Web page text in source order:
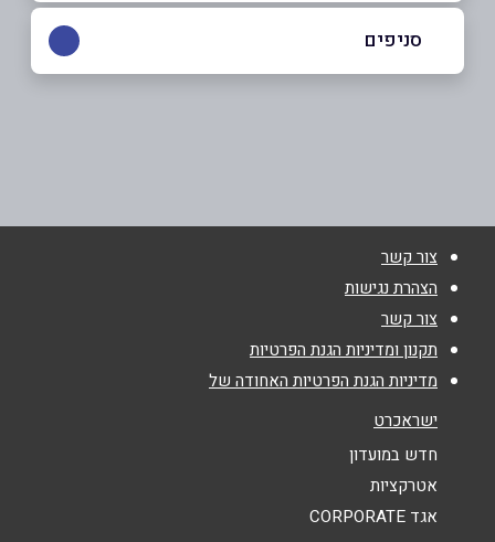
באתר בפייסבוק
טלפון*
אימייל
אנא חזרו אלי בקשר ל...
הודעה
סניפים
צור קשר
הצהרת נגישות
צור קשר
תקנון ומדיניות הגנת הפרטיות
מדיניות הגנת הפרטיות האחודה של
ישראכרט
חדש במועדון
אטרקציות
אגד CORPORATE